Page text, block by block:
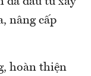
nâng cấp
hoàn thiện